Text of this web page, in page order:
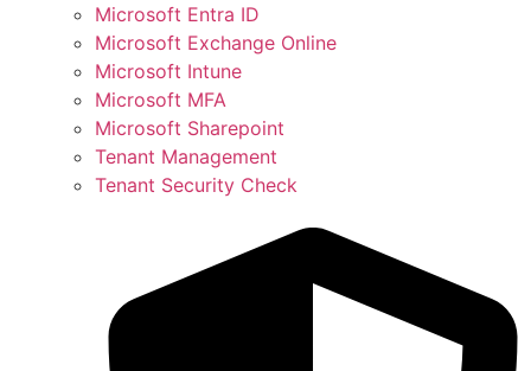
Microsoft Entra ID
Microsoft Exchange Online
Microsoft Intune
Microsoft MFA
Microsoft Sharepoint
Tenant Management
Tenant Security Check